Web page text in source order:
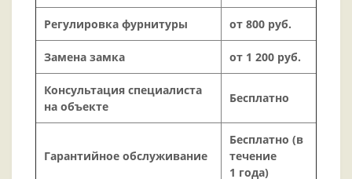
Регулировка фурнитуры от 800 руб.
Замена замка от 1 200 руб.
Консультация специалиста
на объекте
Бесплатно
Гарантийное обслуживание
Бесплатно (в
течение
1 года)